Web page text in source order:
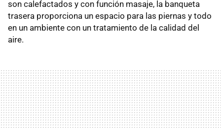
son calefactados y con función masaje, la banqueta
trasera proporciona un espacio para las piernas y todo
en un ambiente con un tratamiento de la calidad del
aire.